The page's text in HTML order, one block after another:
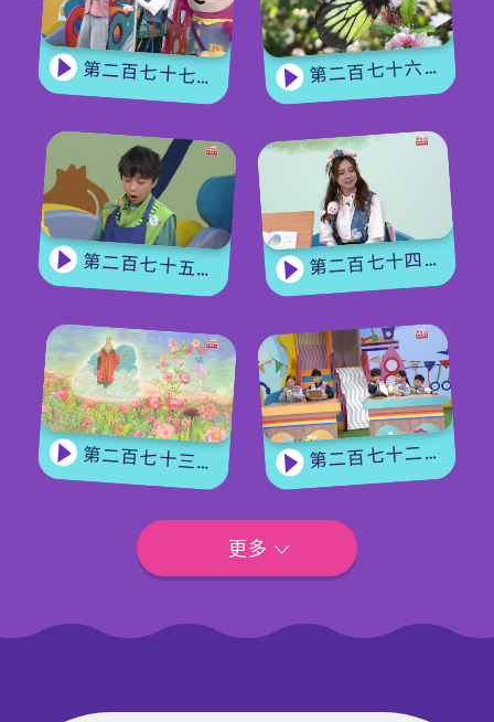
第二百七十七集 - 【玩转星期五】 蝴蝶变变变 第二百七十六集 - 【嘉宾来了】 蝴蝶专家
第二百七十五集 - 【手作Easy Job】 盆栽磨菇 【Yummy Time】仲夏蝴蝶粉 第二百七十四集 - 《花神的奖励》下集
第二百七十三集 - 《花神的奖励》上集 第二百七十二集 - 【玩转星期五】眼力大挑战
更多